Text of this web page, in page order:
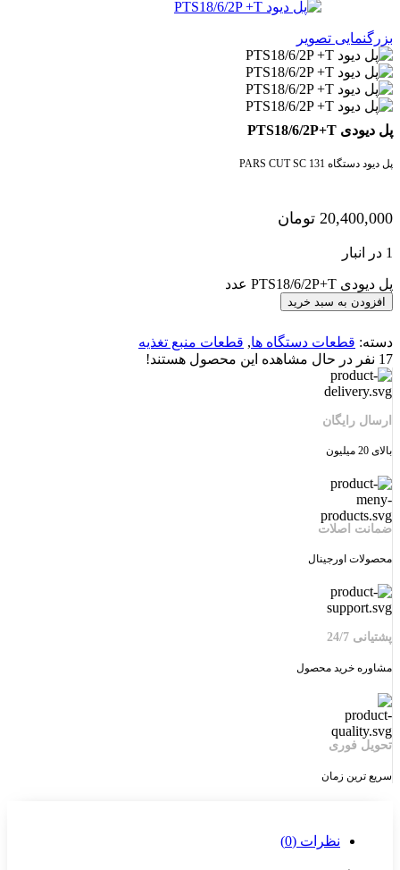
بزرگنمایی تصویر
پل دیودی PTS18/6/2P+T
پل دیود دستگاه PARS CUT SC 131
20,400,000 تومان
1 در انبار
پل دیودی PTS18/6/2P+T عدد
افزودن به سبد خرید
دسته: قطعات دستگاه ها, قطعات منبع تغذیه
17 نفر در حال مشاهده این محصول هستند!
ارسال رایگان
بالای 20 میلیون
ضمانت اصلات
محصولات اورجینال
پشتیانی 24/7
مشاوره خرید محصول
تحویل فوری
سریع ترین زمان
نظرات (0)